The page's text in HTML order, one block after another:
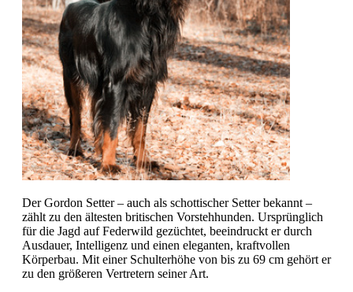
Der Gordon Setter – auch als schottischer Setter bekannt –
zählt zu den ältesten britischen Vorstehhunden. Ursprünglich
für die Jagd auf Federwild gezüchtet, beeindruckt er durch
Ausdauer, Intelligenz und einen eleganten, kraftvollen
Körperbau. Mit einer Schulterhöhe von bis zu 69 cm gehört er
zu den größeren Vertretern seiner Art.